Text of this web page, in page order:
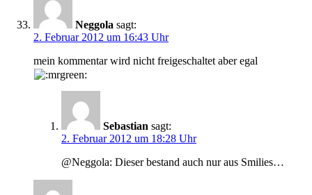
Neggola sagt:
2. Februar 2012 um 16:43 Uhr
mein kommentar wird nicht freigeschaltet aber egal
Sebastian sagt:
2. Februar 2012 um 18:28 Uhr
@Neggola: Dieser bestand auch nur aus Smilies…